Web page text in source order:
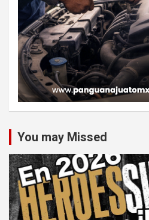
You may Missed